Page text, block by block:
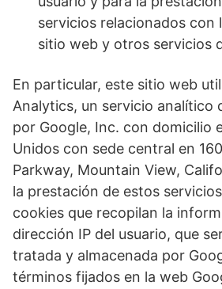
servicios relacionados con
sitio web y otros servicios
En particular, este sitio web
Analytics, un servicio analítico
por Google, Inc. con domicilio
Unidos con sede central en
Parkway, Mountain View,
la prestación de estos
cookies que recopilan la
dirección IP del usuario, que
tratada y almacenada por
términos fijados en la web